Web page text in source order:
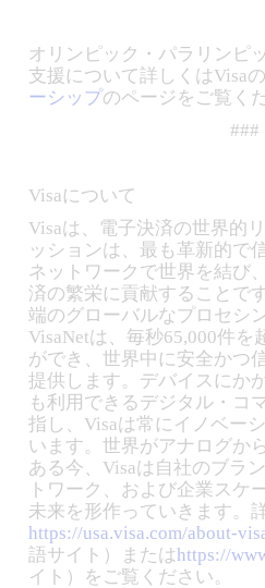
オリンピック・パラリンピ
支援について詳しくはVisaの
ーシップのページをご覧く
###
Visaについて
Visaは、電子決済の世界的
ッションは、最も革新的で
ネットワークで世界を結び
済の繁栄に貢献することで
端のグローバルなプロセシ
VisaNetは、毎秒65,000件を
ができ、世界中に安全かつ
提供します。デバイスにか
も利用できるデジタル・コ
指し、Visaは常にイノベー
います。世界がアナログか
ある今、Visaは自社のブラ
トワーク、および企業スケ
未来を形作っていきます。
https://usa.visa.com/about-
語サイト）またはhttps://
イト）をご覧ください。